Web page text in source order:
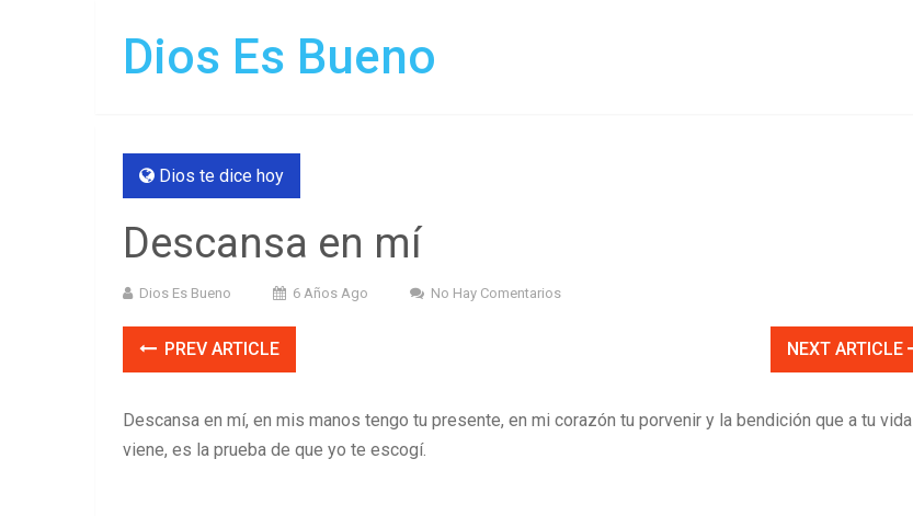
Dios Es Bueno
Dios te dice hoy
Descansa en mí
Dios Es Bueno 6 Años Ago No Hay Comentarios
PREV ARTICLE NEXT ARTICLE
Descansa en mí, en mis manos tengo tu presente, en mi corazón tu porvenir y la bendición que a tu vida
viene, es la prueba de que yo te escogí.